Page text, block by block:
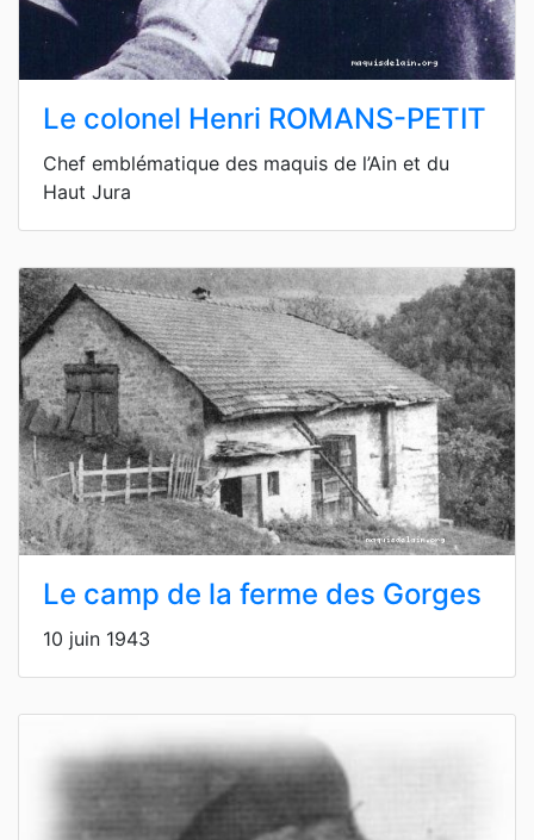
Le colonel Henri ROMANS-PETIT
Chef emblématique des maquis de l’Ain et du
Haut Jura
Le camp de la ferme des Gorges
10 juin 1943